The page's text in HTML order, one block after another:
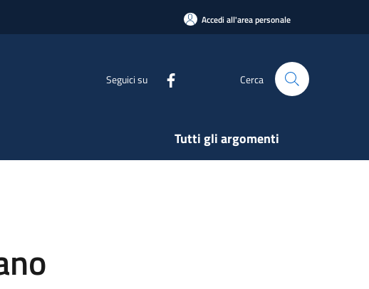
Accedi all'area personale
Seguici su Cerca
Tutti gli argomenti